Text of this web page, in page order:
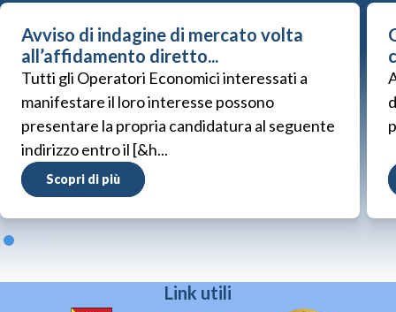
Avviso di indagine di mercato volta
all’affidamento diretto...
Tutti gli Operatori Economici interessati a
manifestare il loro interesse possono
presentare la propria candidatura al seguente
indirizzo entro il [&h...
Scopri di più
Link utili